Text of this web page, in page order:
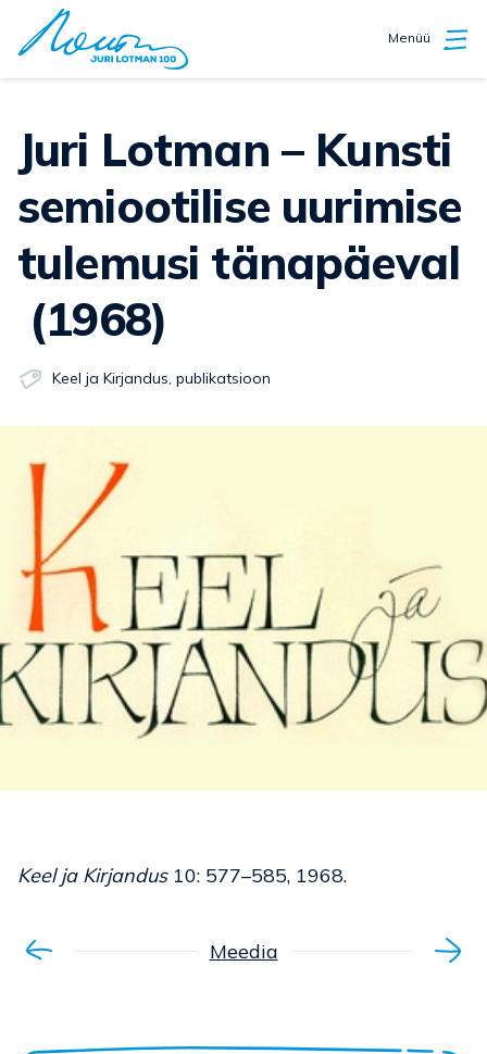
Menüü
Juri Lotman – Kunsti
semiootilise uurimise
tulemusi tänapäeval
(1968)
Keel ja Kirjandus, publikatsioon
Keel ja Kirjandus10: 577–585, 1968.
Meedia